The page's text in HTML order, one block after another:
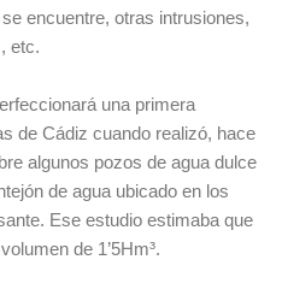
encuentre, otras intrusiones,
etc.
una primera
de Cádiz cuando realizó, hace
algunos pozos de agua dulce
de agua ubicado en los
Ese estudio estimaba que
de 1’5Hm³.